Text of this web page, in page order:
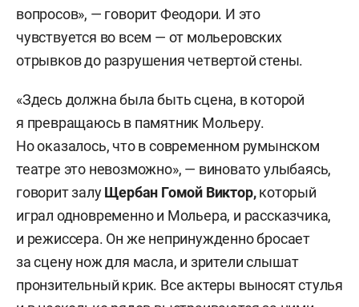
вопросов», — говорит Феодори. И это
чувствуется во всем — от мольеровских
отрывков до разрушения четвертой стены.
«Здесь должна была быть сцена, в которой
я превращаюсь в памятник Мольеру.
Но оказалось, что в современном румынском
театре это невозможно», — виновато улыбаясь,
говорит залуЩербан Гомой Виктор,который
играл одновременно и Мольера, и рассказчика,
и режиссера. Он же непринужденно бросает
за сцену нож для масла, и зрители слышат
пронзительный крик. Все актеры выносят стулья